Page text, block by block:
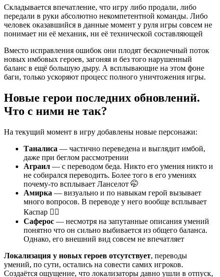
Складывается впечатление, что игру либо продали, либо
передали в руки абсолютно некомпетентной команды. Либо
человек оказавшийся в данные момент у руля игры совсем не
понимает ни её механик, ни её технической составляющей
Вместо исправления ошибок они плодят бесконечный поток
новых имбовых героев, загоняя и без того нарушенный
баланс в ещё большую дыру. А всплывающие на этом фоне
баги, только ускоряют процесс полного уничтожения игры.
Новые герои последних обновлений.
Что с ними не так?
На текущий момент в игру добавлены новые персонажи:
Таналиса — частично переведена и выглядит имбой,
даже при беглом рассмотрении
Аграил — с переводом беда. Никто его умения никто и
не собирался переводить. Более того в его умениях
почему-то всплывает Ланселот 🤭
Амирка — визуально и по навыкам герой вызывает
много вопросов. В переводе у него вообще всплывает
Каспар 🤦‍♂️
Саферос — несмотря на запутанные описания умений
понятно что он сильно выбивается из общего баланса.
Однако, его внешний вид совсем не впечатляет
Локализация у новых героев отсутствует, переводы
умений, по сути, остались на совести самих игроков.
Создаётся ощущение, что локализаторы давно ушли в отпуск,